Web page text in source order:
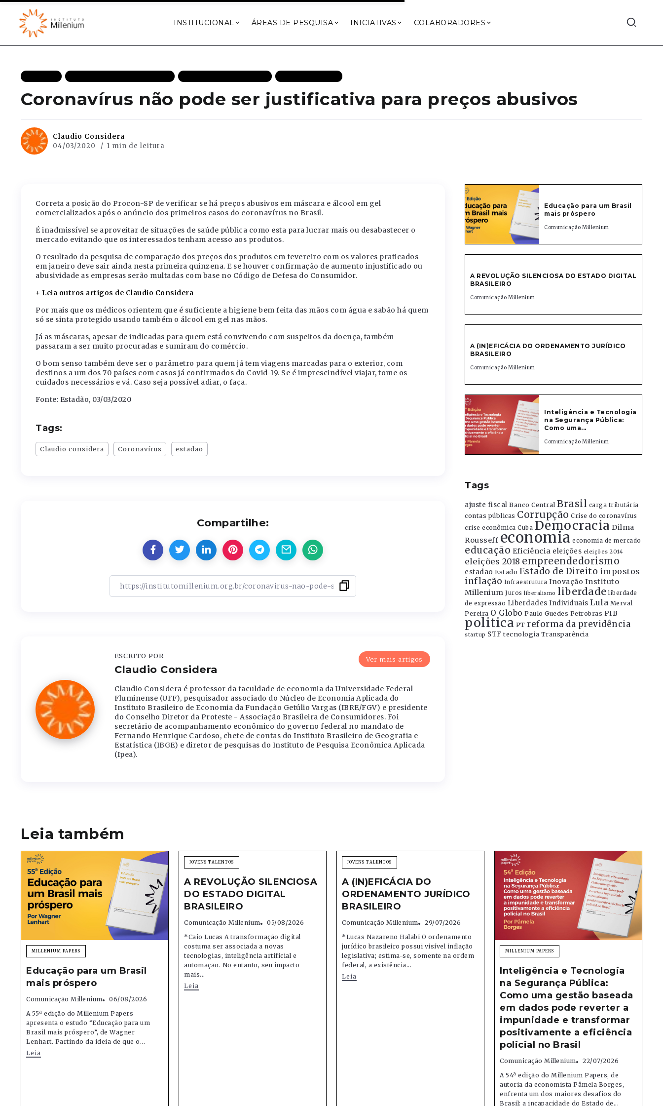
INSTITUCIONAL ÁREAS DE PESQUISA INICIATIVAS COLABORADORES
Coronavírus não pode ser justificativa para preços abusivos
Claudio Considera
04/03/2020 1 min de leitura
Correta a posição do Procon-SP de verificar se há preços abusivos em máscara e álcool em gel
comercializados após o anúncio dos primeiros casos do coronavírus no Brasil.
É inadmissível se aproveitar de situações de saúde pública como esta para lucrar mais ou desabastecer o
mercado evitando que os interessados tenham acesso aos produtos.
O resultado da pesquisa de comparação dos preços dos produtos em fevereiro com os valores praticados
em janeiro deve sair ainda nesta primeira quinzena. E se houver confirmação de aumento injustificado ou
abusividade as empresas serão multadas com base no Código de Defesa do Consumidor.
+ Leia outros artigos de Claudio Considera
Por mais que os médicos orientem que é suficiente a higiene bem feita das mãos com água e sabão há quem
só se sinta protegido usando também o álcool em gel nas mãos.
Já as máscaras, apesar de indicadas para quem está convivendo com suspeitos da doença, também
passaram a ser muito procuradas e sumiram do comércio.
O bom senso também deve ser o parâmetro para quem já tem viagens marcadas para o exterior, com
destinos a um dos 70 países com casos já confirmados do Covid-19. Se é imprescindível viajar, tome os
cuidados necessários e vá. Caso seja possível adiar, o faça.
Fonte: Estadão, 03/03/2020
Tags:
Claudio considera Coronavírus estadao
Compartilhe:
Ver mais artigos
ESCRITO POR
Claudio Considera
Claudio Considera é professor da faculdade de economia da Universidade Federal
Fluminense (UFF), pesquisador associado do Núcleo de Economia Aplicada do
Instituto Brasileiro de Economia da Fundação Getúlio Vargas (IBRE/FGV) e presidente
do Conselho Diretor da Proteste - Associação Brasileira de Consumidores. Foi
secretário de acompanhamento econômico do governo federal no mandato de
Fernando Henrique Cardoso, chefe de contas do Instituto Brasileiro de Geografia e
Estatística (IBGE) e diretor de pesquisas do Instituto de Pesquisa Econômica Aplicada
(Ipea).
Educação para um Brasil
mais próspero
Comunicação Millenium
A REVOLUÇÃO SILENCIOSA DO ESTADO DIGITAL
BRASILEIRO
Comunicação Millenium
A (IN)EFICÁCIA DO ORDENAMENTO JURÍDICO
BRASILEIRO
Comunicação Millenium
Inteligência e Tecnologia
na Segurança Pública:
Como uma...
Comunicação Millenium
Tags
ajuste fiscal Banco Central Brasil carga tributária
contas públicas Corrupção Crise do coronavírus
crise econômica Cuba Democracia Dilma
Rousseff economia economia de mercado
educação Eficiência eleições eleições 2014
eleições 2018 empreendedorismo
estadao Estado Estado de Direito impostos
inflação Infraestrutura Inovação Instituto
Millenium Juros liberalismo liberdade liberdade
de expressão Liberdades Individuais Lula Merval
Pereira O Globo Paulo Guedes Petrobras PIB
politica PT reforma da previdência
startup STF tecnologia Transparência
Leia também
MILLENIUM PAPERS
Educação para um Brasil
mais próspero
Comunicação Millenium
06/08/2026
A 55ª edição do Millenium Papers
apresenta o estudo “Educação para um
Brasil mais próspero”, de Wagner
Lenhart. Partindo da ideia de que o...
Leia
JOVENS TALENTOS
A REVOLUÇÃO SILENCIOSA
DO ESTADO DIGITAL
BRASILEIRO
Comunicação Millenium
05/08/2026
*Caio Lucas A transformação digital
costuma ser associada a novas
tecnologias, inteligência artificial e
automação. No entanto, seu impacto
mais...
Leia
JOVENS TALENTOS
A (IN)EFICÁCIA DO
ORDENAMENTO JURÍDICO
BRASILEIRO
Comunicação Millenium
29/07/2026
*Lucas Nazareno Halabi O ordenamento
jurídico brasileiro possui visível inflação
legislativa; estima-se, somente na ordem
federal, a existência...
Leia
MILLENIUM PAPERS
Inteligência e Tecnologia
na Segurança Pública:
Como uma gestão baseada
em dados pode reverter a
impunidade e transformar
positivamente a eficiência
policial no Brasil
Comunicação Millenium
22/07/2026
A 54ª edição do Millenium Papers, de
autoria da economista Pâmela Borges,
enfrenta um dos maiores desafios do
Brasil: a incapacidade do Estado de...